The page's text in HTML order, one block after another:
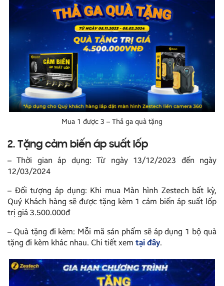
Mua 1 được 3 – Thả ga quà tặng
2. Tặng cảm biến áp suất lốp
– Thời gian áp dụng: Từ ngày 13/12/2023 đến ngày
12/03/2024
– Đối tượng áp dụng: Khi mua Màn hình Zestech bất kỳ,
Quý Khách hàng sẽ được tặng kèm 1 cảm biến áp suất lốp
trị giá 3.500.000đ
– Quà tặng đi kèm: Mỗi mã sản phẩm sẽ áp dụng 1 bộ quà
tặng đi kèm khác nhau. Chi tiết xem tại đây.